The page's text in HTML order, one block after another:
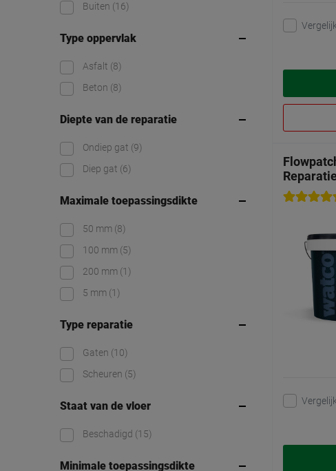
Buiten (16)
Type oppervlak
Asfalt (8)
Beton (8)
Diepte van de reparatie
Ondiep gat (9)
Diep gat (6)
Maximale toepassingsdikte
50 mm (8)
100 mm (5)
200 mm (1)
5 mm (1)
Type reparatie
Gaten (10)
Scheuren (5)
Staat van de vloer
Beschadigd (15)
Minimale toepassingsdikte